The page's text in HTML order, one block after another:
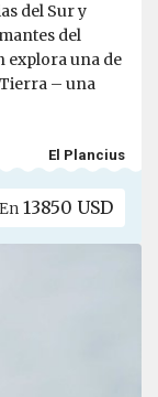
del Sur y
del
explora una de
– una
El Plancius
En 13850 USD